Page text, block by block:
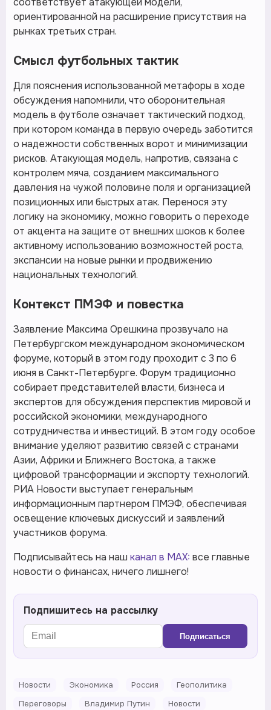
ориентированной на расширение присутствия на
рынках третьих стран.
Смысл футбольных тактик
Для пояснения использованной метафоры в ходе
обсуждения напомнили, что оборонительная
модель в футболе означает тактический подход,
при котором команда в первую очередь заботится
о надежности собственных ворот и минимизации
рисков. Атакующая модель, напротив, связана с
контролем мяча, созданием максимального
давления на чужой половине поля и организацией
позиционных или быстрых атак. Перенося эту
логику на экономику, можно говорить о переходе
от акцента на защите от внешних шоков к более
активному использованию возможностей роста,
экспансии на новые рынки и продвижению
национальных технологий.
Контекст ПМЭФ и повестка
Заявление Максима Орешкина прозвучало на
Петербургском международном экономическом
форуме, который в этом году проходит с 3 по 6
июня в Санкт-Петербурге. Форум традиционно
собирает представителей власти, бизнеса и
экспертов для обсуждения перспектив мировой и
российской экономики, международного
сотрудничества и инвестиций. В этом году особое
внимание уделяют развитию связей с странами
Азии, Африки и Ближнего Востока, а также
цифровой трансформации и экспорту технологий.
РИА Новости выступает генеральным
информационным партнером ПМЭФ, обеспечивая
освещение ключевых дискуссий и заявлений
участников форума.
Подписывайтесь на наш канал в MAX: все главные
новости о финансах, ничего лишнего!
Подпишитесь на рассылку
Подписаться
Новости Экономика Россия
Геополитика
Переговоры
Владимир Путин Новости